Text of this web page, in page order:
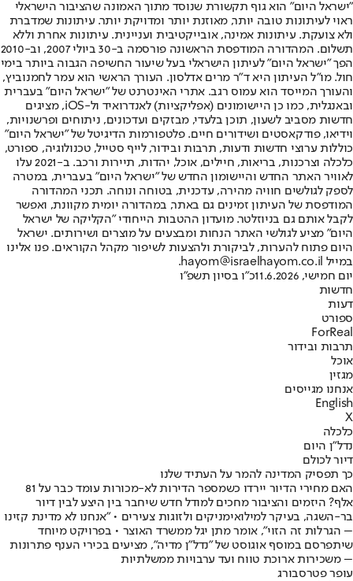
"ישראל היום" הוא גוף תקשורת שנוסד מתוך האמונה שהציבור הישראלי
ראוי לעיתונות טובה יותר, מאוזנת יותר ומדויקת יותר. עיתונות שמדברת
ולא צועקת. עיתונות אמינה, אובייקטיבית ועניינית. עיתונות אחרת וללא
תשלום. המהדורה המודפסת הראשונה פורסמה ב-30 ביולי 2007, וב-2010
הפך "ישראל היום" לעיתון הישראלי בעל שיעור החשיפה הגבוה ביותר בימי
חול. מו"ל העיתון היא ד"ר מרים אדלסון. העורך הראשי הוא עמר לחמנוביץ,
והעורך המייסד הוא עמוס רגב. אתרי האינטרנט של "ישראל היום" בעברית
ובאנגלית, כמו כן היישומונים (אפליקציות) לאנדרואיד ול-iOS, מציגים
חדשות מסביב לשעון, תוכן בלעדי, מבזקים ועדכונים, ניתוחים ופרשנויות,
וידיאו, פודקאסטים ושידורים חיים. פלטפורמות הדיגיטל של "ישראל היום"
כוללות ערוצי חדשות ודעות, תרבות ובידור, לייף סטייל, טכנולוגיה, ספורט,
כלכלה וצרכנות, בריאות, חיילים, אוכל, יהדות, תיירות ורכב. ב-2021 עלו
לאוויר האתר החדש והיישומון החדש של "ישראל היום" בעברית, במטרה
לספק לגולשים חוויה מהירה, עדכנית, בטוחה ונוחה. תכני המהדורה
המודפסת של העיתון זמינים גם באתר, במהדורה יומית מקוונת, ואפשר
לקבל אותם גם בניוזלטר. מועדון ההטבות הייחודי "הקליקה של ישראל
היום" מציע לגולשי האתר הנחות ומבצעים על מוצרים ושירותים. ישראל
היום פתוח להערות, לביקורת ולהצעות לשיפור מקהל הקוראים. פנו אלינו
במייל hayom@israelhayom.co.il.
יום חמישי, 11.6.2026
כ"ו בסיון תשפ"ו
חדשות
דעות
ספורט
ForReal
תרבות ובידור
אוכל
מגזין
אנחנו מגייסים
English
X
כלכלה
נדל"ן היום
דיור לכולם
כך תפסיק המדינה להמר על העתיד שלנו
האם מחירי הדיור יירדו כשמספר הדירות לא-מכורות עומד כבר על 81
אלף? היזמים והציבור מחכים למודל חדש שיחבר בין היצע לבין דיור
בר-השגה, בעיקר למילואימניקים ולזוגות צעירים • "אנחנו לא מדינת קזינו
– הגרלות זה הזוי", אומר מתן יגל ממשרד האוצר • בפרויקט מיוחד
שיתפרסם במוסף אוגוסט של "נדל"ן מדיה", מציעים בכירי הענף פתרונות
– משכירות ארוכת טווח ועד ערבויות ממשלתיות
עופר פטרסבורג